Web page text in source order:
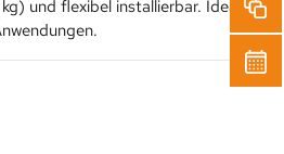
und flexibel installierbar. Ideal